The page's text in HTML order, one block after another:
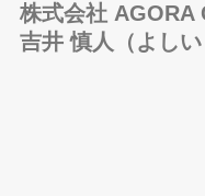
株式会社 AGORA
吉井 慎人（よしい